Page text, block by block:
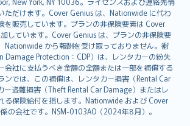
ただけます。Cover Genius は、Nationwide に代わ
を販売しています。プランの非保険要素は Cover
しています。Cover Genius は、プランの非保険要
Nationwide から報酬を受け取っておりません。衝
Damage Protection：CDP）は、レンタカーの紛失
会社に支払うべき金額の全額または一部を補償する
ンでは、この補償は、レンタカー損害（Rental Car
ー盗難損害（Theft Rental Car Damage）またはレ
る保険給付を指します。Nationwide および Cover
の会社です。NSM-0103AO（2024年8月）。